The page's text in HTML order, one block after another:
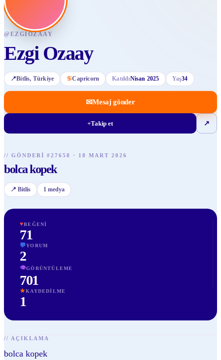
@EZGIOZAAY
Ezgi Ozaay
📍Bitlis, Türkiye ♋Capricorn KatıldıNisan 2025 Yaş34
✉Mesaj gönder
+Takip et ↗
// GÖNDERI #27658 · 18 MART 2026
bolca kopek
📍 Bitlis 1 medya
♥BEĞENI
71
💬YORUM
2
👁GÖRÜNTÜLEME
701
★KAYDEDILME
1
// AÇIKLAMA
bolca kopek